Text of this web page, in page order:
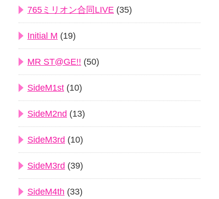
765ミリオン合同LIVE (35)
Initial M (19)
MR ST@GE!! (50)
SideM1st (10)
SideM2nd (13)
SideM3rd (10)
SideM3rd (39)
SideM4th (33)